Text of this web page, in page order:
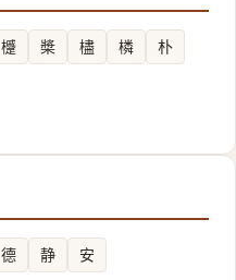
㰗 槳 㯸 橉
朴
德 静 安